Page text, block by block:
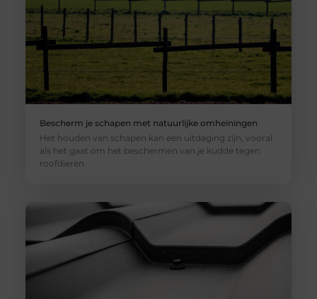
Bescherm je schapen met natuurlijke omheiningen
Het houden van schapen kan een uitdaging zijn, vooral
als het gaat om het beschermen van je kudde tegen
roofdieren